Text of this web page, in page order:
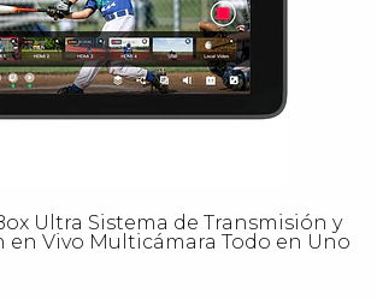
Ultra Sistema de Transmisión y
Vivo Multicámara Todo en Uno